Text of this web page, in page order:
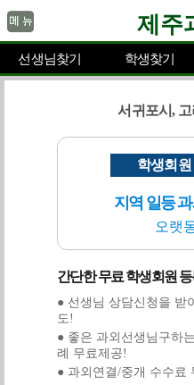
제주
선생님찾기 학생찾기
서귀포시, 고
학생회
지역 일등
오랫
간단한 무료 학생회원 등
● 선생님 상담신청을 받
도!
● 좋은 과외선생님구하
례 무료제공!
● 과외연결/중개 수수료